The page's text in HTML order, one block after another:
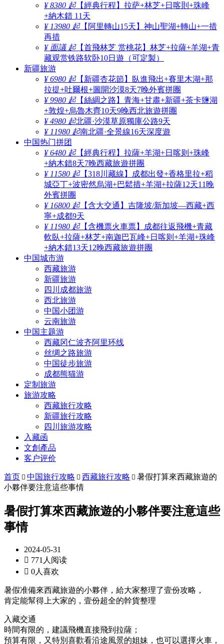
¥ 8380 起【經典行程】拉萨+林芝+日喀則+珠峰
+納木錯 11天
¥ 13980 起【阿里轉山15天】神山聖湖+轉山+一措
再措
¥ 面議 起【首飛林芝 赏桃花】林芝+拉薩+羊湖+青
藏观赏铁路软卧10日遊（可定製）
新疆旅游
¥ 6980 起【新疆杏花節】臥進飛出+賽里木湖+那
拉提+吐爾根+圖開沙漠8天7晚外賓拼團
¥ 9980 起【絲綢之路】青海+甘肅+新疆+茶卡鹽湖
+敦煌+烏魯木齊10天9晚西北旅遊拼團
¥ 4980 起北疆·沙漠草原獨庫公路9天
¥ 11980 起南北疆·全景線16天深度遊
中国热门拼团
¥ 6480 起【經典行程】拉薩+羊湖+日喀则+珠峰
+納木錯8天7晚西藏旅遊拼團
¥ 11580 起【318川藏線】成都出發+香格里拉+稻
城亞丁+波密然烏湖+巴鬆措+羊湖+拉薩12天11晚
外賓拼團
¥ 16800 起【含大交通】吉隆坡/新加坡—西藏+西
寧+成都9天
¥ 11980 起【含機票火車票】成都往返飛機+青藏
軟臥+拉薩+林芝+南迦巴瓦峰+日喀则+羊湖+珠峰
+納木錯13天12晚西藏旅遊拼團
中国城市游
西藏旅游
新疆旅游
四川成都旅游
西北旅游
中国小团游
云南旅游
中国主题游
西藏冈仁波齐阿里环线
丝绸之路旅游
中国徒步旅游
成都熊猫游
定制旅游
旅游攻略
西藏旅行攻略
新疆旅行攻略
四川旅游攻略
入藏函
文創產品
客户评价
首页  中国旅行攻略  西藏旅行攻略  暑假打算來西藏旅遊的
小夥伴要注意這些事情
暑假打算來西藏旅遊的小夥伴要注意這些
事情
2024-05-31
 771人阅读
 0人喜欢
暑假准備來西藏旅遊的小夥伴，給大家整理了壹份攻略，
肯定能幫得上大家的，壹份超全的幹貨整理
入藏交通
時間有限的，建議飛機直接飛到拉薩；
預算有限，又特別喜歡看沿途風景的姐妹，也可以選擇火車，